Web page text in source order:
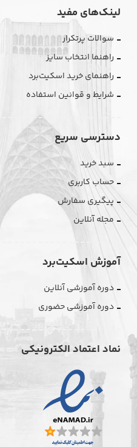
لینک‌های مفید
سوالات پرتکرار
راهنما انتخاب سایز
راهنمای خرید اسکیت‌برد
شرایط و قوانین استفاده
دسترسی سریع
سبد خرید
حساب کاربری
پیگیری سفارش
مجله آنلاین
آموزش اسکیت‌برد
دوره آموزشی آنلاین
دوره آموزشی حضوری
نماد اعتماد الکترونیکی